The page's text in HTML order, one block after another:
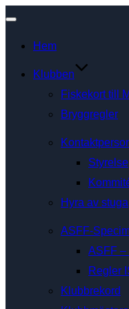
på/av
navigering
Hem
Klubben
Fiskekort till
Bryggregler
Styrelse
Hyra av stuga
ASFF-
ASFF –
Regler
Klubbrekord